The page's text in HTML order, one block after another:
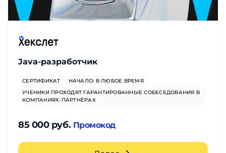
Java-разработчик
СЕРТИФИКАТ
НАЧАЛО: В ЛЮБОЕ ВРЕМЯ
УЧЕНИКИ ПРОХОДЯТ ГАРАНТИРОВАННЫЕ СОБЕСЕДОВАНИЯ В
КОМПАНИЯХ-ПАРТНЁРАХ
85 000 руб. Промокод